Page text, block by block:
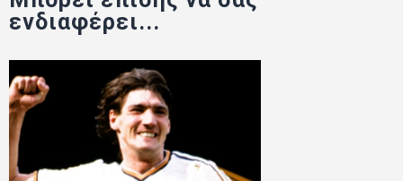
ενδιαφέρει...